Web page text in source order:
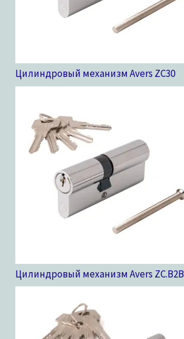
Цилиндровый механизм Avers ZC30
Цилиндровый механизм Avers ZC.B2B